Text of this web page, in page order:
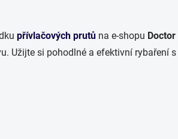
l
á
přívlačových prutů na e-shopu
Užijte si pohodlné a efektivní rybaření